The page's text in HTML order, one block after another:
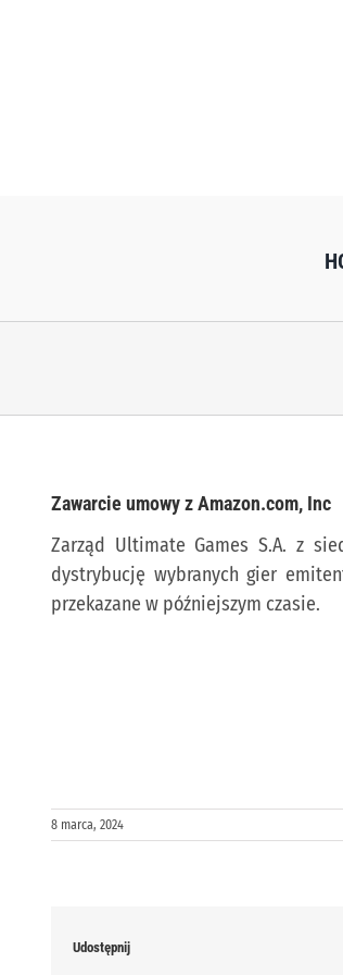
Zawarcie umowy z Amazon.com, Inc
Zarząd Ultimate Games S.A. z
dystrybucję wybranych gier
przekazane w późniejszym czasie.
8 marca, 2024
Udostępnij